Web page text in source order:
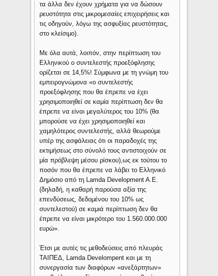
τα άλλα δεν έχουν χρήματα για να δώσουν
ρευστότητα στις μικρομεσαίες επιχειρήσεις και
τις οδηγούν, λόγω της ασφυξίας ρευστότητας,
στο κλείσιμο).
Με όλα αυτά, λοιπόν, στην περίπτωση του
Ελληνικού ο συντελεστής προεξόφλησης
ορίζεται σε 14,5%! Σύμφωνα με τη γνώμη του
εμπειρογνώμονα «ο συντελεστής
προεξόφλησης που θα έπρεπε να έχει
χρησιμοποιηθεί σε καμία περίπτωση δεν θα
έπρεπε να είναι μεγαλύτερος του 10% (θα
μπορούσε να έχει χρησιμοποιηθεί και
χαμηλότερος συντελεστής, αλλά θεωρούμε
υπέρ της ασφάλειας ότι οι παραδοχές της
εκτιμήσεως στο σύνολό τους αντιστοιχούν σε
μία πρόβλεψη μέσου ρίσκου),ως εκ τούτου το
ποσόν που θα έπρεπε να λάβει το Ελληνικό
Δημόσιο από τη Lamda Development A.E.
(δηλαδή, η καθαρή παρούσα αξία της
επενδύσεως, δεδομένου του 10% ως
συντελεστού) σε καμιά περίπτωση δεν θα
έπρεπε να είναι μικρότερο του 1.560.000.000
ευρώ».
Έτσι με αυτές τις μεθοδεύσεις από πλευράς
ΤΑΙΠΕΔ, Lamda Develompent και με τη
συνεργασία των διαφόρων «ανεξάρτητων»